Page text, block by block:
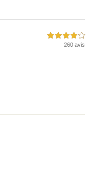
4,0 étoiles sur 5
260 avis